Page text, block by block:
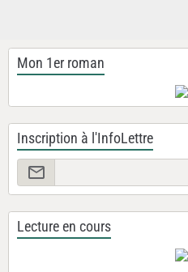
Mon 1er roman
Inscription à l'InfoLettre
Lecture en cours